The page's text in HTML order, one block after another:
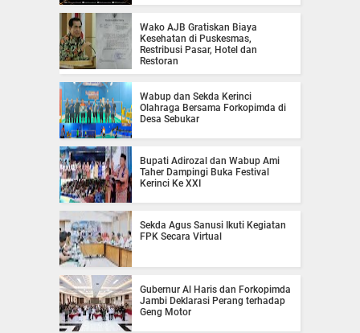
Wako AJB Gratiskan Biaya
Kesehatan di Puskesmas,
Restribusi Pasar, Hotel dan
Restoran
Wabup dan Sekda Kerinci
Olahraga Bersama Forkopimda di
Desa Sebukar
Bupati Adirozal dan Wabup Ami
Taher Dampingi Buka Festival
Kerinci Ke XXI
Sekda Agus Sanusi Ikuti Kegiatan
FPK Secara Virtual
Gubernur Al Haris dan Forkopimda
Jambi Deklarasi Perang terhadap
Geng Motor